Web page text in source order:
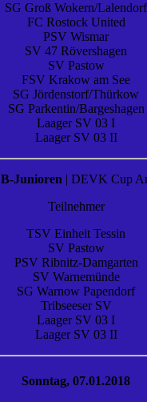
SG Groß Wokern/Lalendorf
FC Rostock United
PSV Wismar
SV 47 Rövershagen
SV Pastow
FSV Krakow am See
SG Jördenstorf/Thürkow
SG Parkentin/Bargeshagen
Laager SV 03 I
Laager SV 03 II
B-Junioren | DEVK Cup
Teilnehmer
TSV Einheit Tessin
SV Pastow
PSV Ribnitz-Damgarten
SV Warnemünde
SG Warnow Papendorf
Tribseeser SV
Laager SV 03 I
Laager SV 03 II
Sonntag, 07.01.2018